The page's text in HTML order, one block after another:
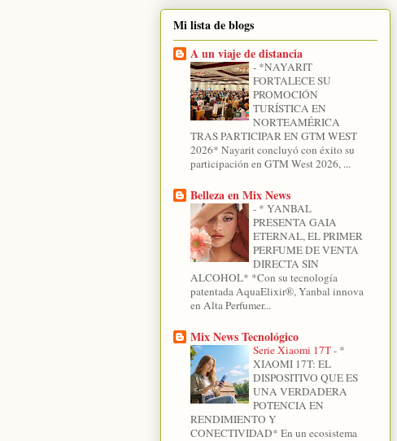
Mi lista de blogs
A un viaje de distancia
- *NAYARIT
FORTALECE SU
PROMOCIÓN
TURÍSTICA EN
NORTEAMÉRICA
TRAS PARTICIPAR EN GTM WEST
2026* Nayarit concluyó con éxito su
participación en GTM West 2026, ...
Belleza en Mix News
- * YANBAL
PRESENTA GAIA
ETERNAL, EL PRIMER
PERFUME DE VENTA
DIRECTA SIN
ALCOHOL* *Con su tecnología
patentada AquaElixir®, Yanbal innova
en Alta Perfumer...
Mix News Tecnológico
Serie Xiaomi 17T- *
XIAOMI 17T: EL
DISPOSITIVO QUE ES
UNA VERDADERA
POTENCIA EN
RENDIMIENTO Y
CONECTIVIDAD* En un ecosistema